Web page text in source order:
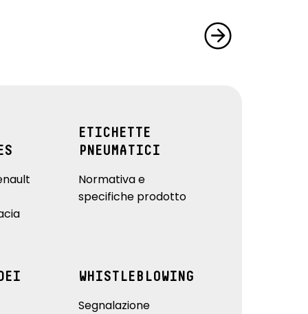
ETICHETTE
PNEUMATICI
Normativa e
specifiche prodotto
WHISTLEBLOWING
Segnalazione